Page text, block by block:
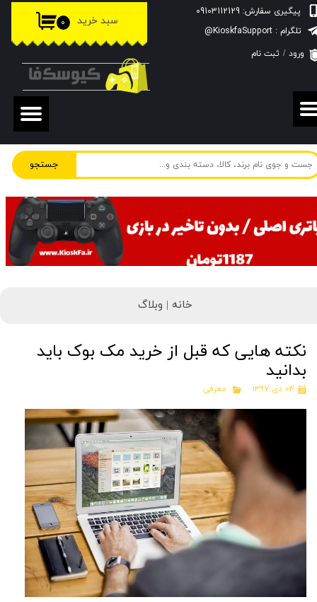
جستجو
پیگیری سفارش: 09103112129
۰ سبد خرید
ورود / ثبت نام
حساب کاربری من
تغییر گذر واژه
سفارشات
خروج از حساب کاربری
تلگرام : KioskfaSupport@
خانه | وبلاگ
نکته هایی که قبل از خرید مک بوک باید
بدانید
۰۴ دی ۱۳۹۷ معرفی